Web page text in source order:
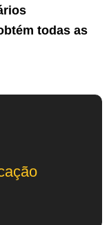
todas as